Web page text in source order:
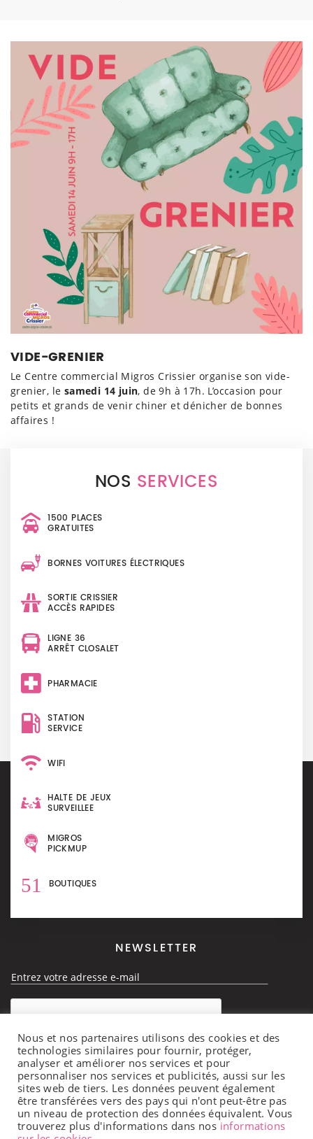
VIDE-GRENIER
Le Centre commercial Migros Crissier organise son vide-
grenier, le samedi 14 juin, de 9h à 17h. L’occasion pour
petits et grands de venir chiner et dénicher de bonnes
affaires !
NOS SERVICES
1500 PLACES
GRATUITES
BORNES VOITURES ÉLECTRIQUES
SORTIE CRISSIER
ACCÈS RAPIDES
LIGNE 36
ARRÊT CLOSALET
PHARMACIE
STATION
SERVICE
WIFI
HALTE DE JEUX
SURVEILLEE
MIGROS
PICKMUP
51 BOUTIQUES
NEWSLETTER
S'ABONNER
HEURES D’OUVERTURES
Nous et nos partenaires utilisons des cookies et des
technologies similaires pour fournir, protéger,
analyser et améliorer nos services et pour
personnaliser nos services et publicités, aussi sur les
sites web de tiers. Les données peuvent également
être transférées vers des pays qui n'ont peut-être pas
un niveau de protection des données équivalent. Vous
trouverez plus d'informations dans nos informations